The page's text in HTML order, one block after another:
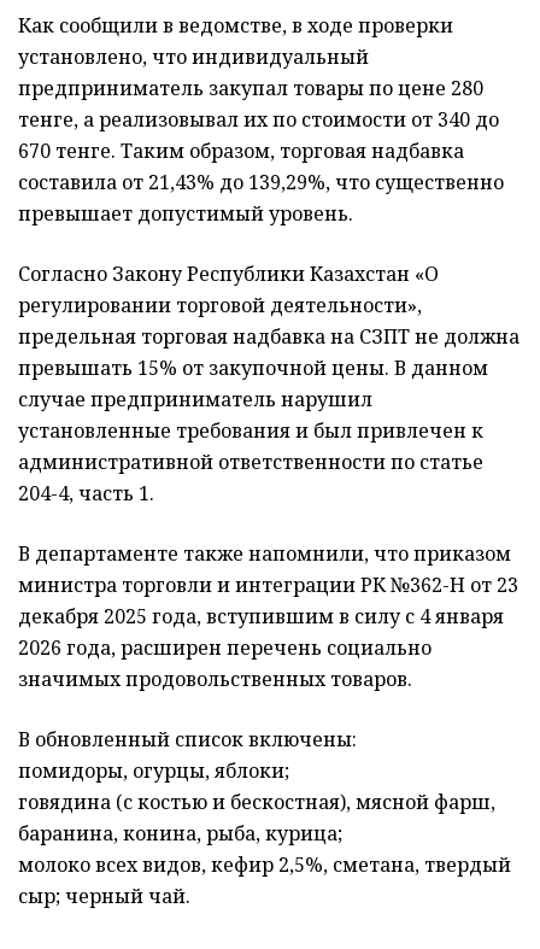
Как сообщили в ведомстве, в ходе проверки
установлено, что индивидуальный
предприниматель закупал товары по цене 280
тенге, а реализовывал их по стоимости от 340 до
670 тенге. Таким образом, торговая надбавка
составила от 21,43% до 139,29%, что существенно
превышает допустимый уровень.
Согласно Закону Республики Казахстан «О
регулировании торговой деятельности»,
предельная торговая надбавка на СЗПТ не должна
превышать 15% от закупочной цены. В данном
случае предприниматель нарушил
установленные требования и был привлечен к
административной ответственности по статье
204-4, часть 1.
В департаменте также напомнили, что приказом
министра торговли и интеграции РК №362-НҚ от 23
декабря 2025 года, вступившим в силу с 4 января
2026 года, расширен перечень социально
значимых продовольственных товаров.
В обновленный список включены:
помидоры, огурцы, яблоки;
говядина (с костью и бескостная), мясной фарш,
баранина, конина, рыба, курица;
молоко всех видов, кефир 2,5%, сметана, твердый
сыр; черный чай.